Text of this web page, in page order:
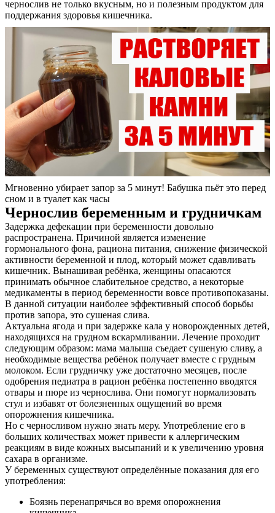
чернослив не только вкусным, но и полезным продуктом для
поддержания здоровья кишечника.
Мгновенно убирает запор за 5 минут! Бабушка пьёт это перед
сном и в туалет как часы
Чернослив беременным и грудничкам
Задержка дефекации при беременности довольно
распространена. Причиной является изменение
гормонального фона, рациона питания, снижение физической
активности беременной и плод, который может сдавливать
кишечник. Вынашивая ребёнка, женщины опасаются
принимать обычное слабительное средство, а некоторые
медикаменты в период беременности вовсе противопоказаны.
В данной ситуации наиболее эффективный способ борьбы
против запора, это сушеная слива.
Актуальна ягода и при задержке кала у новорожденных детей,
находящихся на грудном вскармливании. Лечение проходит
следующим образом: мама малыша съедает сушеную сливу, а
необходимые вещества ребёнок получает вместе с грудным
молоком. Если грудничку уже достаточно месяцев, после
одобрения педиатра в рацион ребёнка постепенно вводятся
отвары и пюре из чернослива. Они помогут нормализовать
стул и избавят от болезненных ощущений во время
опорожнения кишечника.
Но с черносливом нужно знать меру. Употребление его в
больших количествах может привести к аллергическим
реакциям в виде кожных высыпаний и к увеличению уровня
сахара в организме.
У беременных существуют определённые показания для его
употребления:
Боязнь перенапрячься во время опорожнения